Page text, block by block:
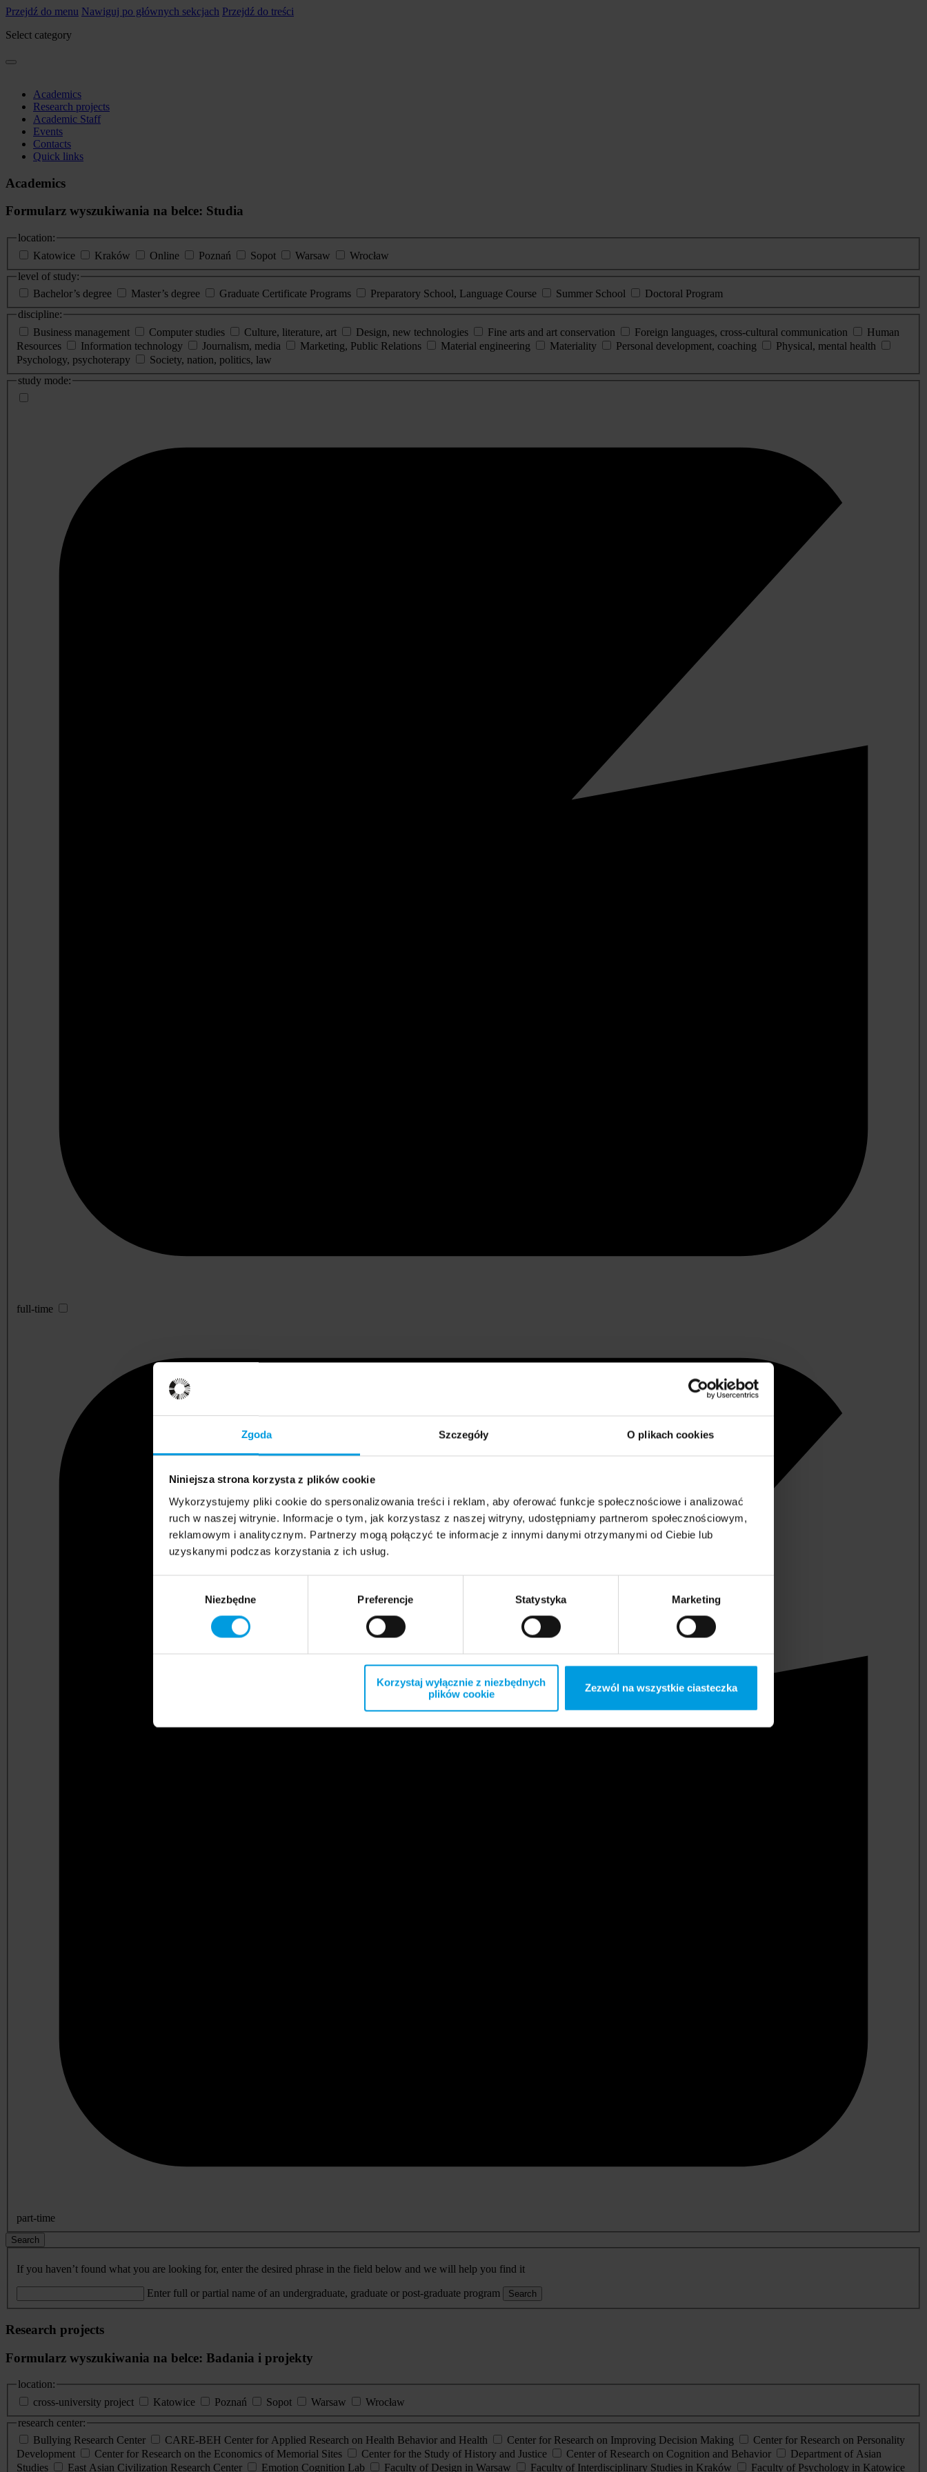
Zgoda Szczegóły O plikach cookies
Niniejsza strona korzysta z plików cookie
Wykorzystujemy pliki cookie do spersonalizowania treści i reklam, aby oferować funkcje społecznościowe i analizować
ruch w naszej witrynie. Informacje o tym, jak korzystasz z naszej witryny, udostępniamy partnerom społecznościowym,
reklamowym i analitycznym. Partnerzy mogą połączyć te informacje z innymi danymi otrzymanymi od Ciebie lub
uzyskanymi podczas korzystania z ich usług.
Niezbędne Preferencje Statystyka Marketing
Korzystaj wyłącznie z niezbędnych
plików cookie
Zezwól na wszystkie ciasteczka
Przejdź do menu Nawiguj po głównych sekcjach Przejdź do treści
Select category
Academics
Research projects
Academic Staff
Events
Contacts
Quick links
Academics
Formularz wyszukiwania na belce: Studia
location:
Katowice
Kraków Online Poznań Sopot Warsaw
Wrocław
level of study:
Bachelor’s degree
Master’s degree Graduate Certificate Programs Preparatory School, Language Course Summer School
Doctoral Program
discipline:
Business management
Computer studies Culture, literature, art Design, new technologies Fine arts and art conservation Foreign languages, cross-cultural communication
Human
Resources
Information technology Journalism, media Marketing, Public Relations Material engineering Materiality Personal development, coaching
Physical, mental health
Psychology, psychoterapy
Society, nation, politics, law
study mode:
full-time
part-time
Search
If you haven’t found what you are looking for, enter the desired phrase in the field below and we will help you find it
Enter full or partial name of an undergraduate, graduate or post-graduate program Search
Research projects
Formularz wyszukiwania na belce: Badania i projekty
location:
cross-university project
Katowice Poznań Sopot Warsaw
Wrocław
research center:
Bullying Research Center
CARE-BEH Center for Applied Research on Health Behavior and Health Center for Research on Improving Decision Making
Center for Research on Personality
Development
Center for Research on the Economics of Memorial Sites Center for the Study of History and Justice Center of Research on Cognition and Behavior
Department of Asian
Studies
East Asian Civilization Research Center Emotion Cognition Lab Faculty of Design in Warsaw Faculty of Interdisciplinary Studies in Kraków Faculty of Psychology in Katowice